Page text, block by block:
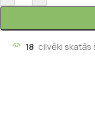
18 cilvēki